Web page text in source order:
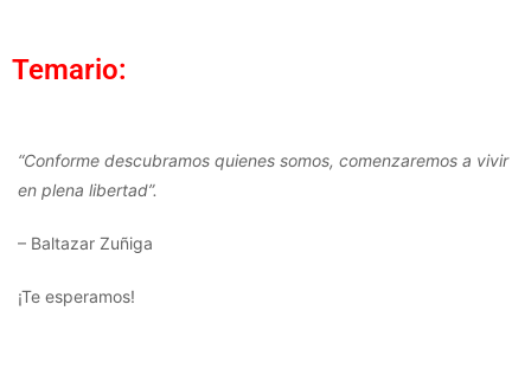
Temario:
“Conforme descubramos quienes somos, comenzaremos a vivir
en plena libertad”.
– Baltazar Zuñiga
¡Te esperamos!